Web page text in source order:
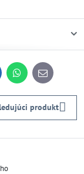
WhatsApp
E-
mail
produkt